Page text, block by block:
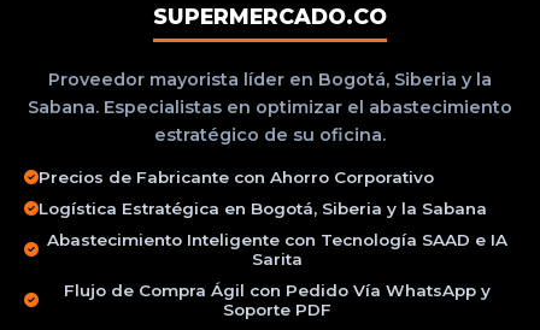
SUPERMERCADO.CO
Proveedor mayorista líder en Bogotá, Siberia y la
Sabana. Especialistas en optimizar el abastecimiento
estratégico de su oficina.
Precios de Fabricante con Ahorro Corporativo
Logística Estratégica en Bogotá, Siberia y la Sabana
Abastecimiento Inteligente con Tecnología SAAD e IA
Sarita
Flujo de Compra Ágil con Pedido Vía WhatsApp y
Soporte PDF